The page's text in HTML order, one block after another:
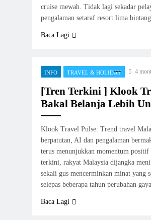
cruise mewah. Tidak lagi sekadar
pengalaman setaraf resort lima
Baca Lagi
INFO TRAVEL & HOLIDAY 4
[Tren Terkini ] Klook
Bakal Belanja Lebih
Klook Travel Pulse: Trend travel
berpatutan, AI dan pengalaman
terus menunjukkan momentum
terkini, rakyat Malaysia dijangka
sekali gus mencerminkan minat yang
selepas beberapa tahun perubahan
Baca Lagi